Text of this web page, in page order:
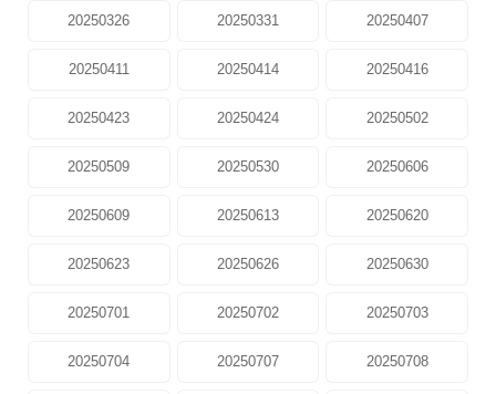
20250326 20250331 20250407
20250411 20250414 20250416
20250423 20250424 20250502
20250509 20250530 20250606
20250609 20250613 20250620
20250623 20250626 20250630
20250701 20250702 20250703
20250704 20250707 20250708